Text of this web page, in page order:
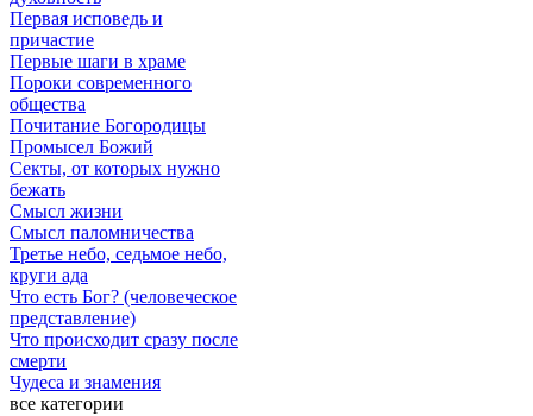
Первая исповедь и
причастие
Первые шаги в храме
Пороки современного
общества
Почитание Богородицы
Промысел Божий
Секты, от которых нужно
бежать
Смысл жизни
Смысл паломничества
Третье небо, седьмое небо,
круги ада
Что есть Бог? (человеческое
представление)
Что происходит сразу после
смерти
Чудеса и знамения
все категории